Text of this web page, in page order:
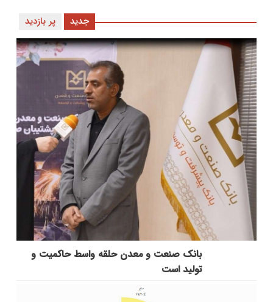
پر بازدید جدید
بانك صنعت و معدن حلقه واسط حاكمیت و
تولید است